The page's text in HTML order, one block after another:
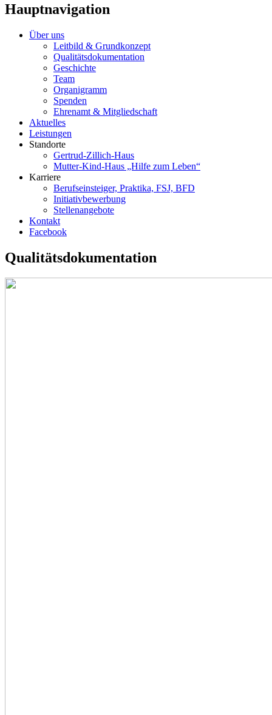
Hauptnavigation
Über uns
Leitbild & Grundkonzept
Qualitätsdokumentation
Geschichte
Team
Organigramm
Spenden
Ehrenamt & Mitgliedschaft
Aktuelles
Leistungen
Standorte
Gertrud-Zillich-Haus
Mutter-Kind-Haus „Hilfe zum Leben“
Karriere
Berufseinsteiger, Praktika, FSJ, BFD
Initiativbewerbung
Stellenangebote
Kontakt
Facebook
Qualitätsdokumentation